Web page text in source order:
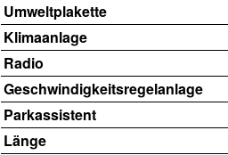
Umweltplakette
Klimaanlage
Radio
Geschwindigkeitsregelanlage
Parkassistent
Länge